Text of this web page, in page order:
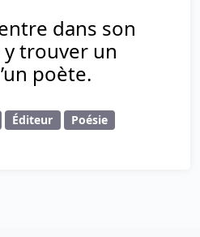
dans son
trouver un
poète.
Éditeur
Poésie